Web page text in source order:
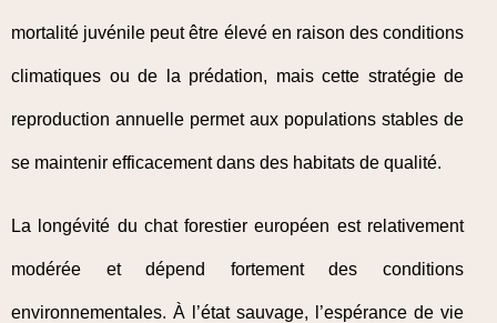
mortalité juvénile peut être élevé en raison des conditions
climatiques ou de la prédation, mais cette stratégie de
reproduction annuelle permet aux populations stables de
se maintenir efficacement dans des habitats de qualité.
La longévité du chat forestier européen est relativement
modérée et dépend fortement des conditions
environnementales. À l’état sauvage, l’espérance de vie